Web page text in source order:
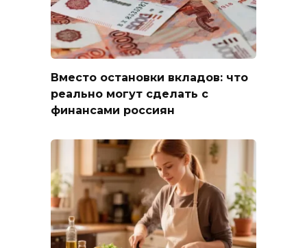
Вместо остановки вкладов: что
реально могут сделать с
финансами россиян